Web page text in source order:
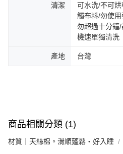
清潔
可水洗/不可
觸布料/勿使
勿超過十分鐘
機速單獨清洗
產地 台灣
商品相關分類 (1)
材質｜天絲棉。滑順蓬鬆・好入睡